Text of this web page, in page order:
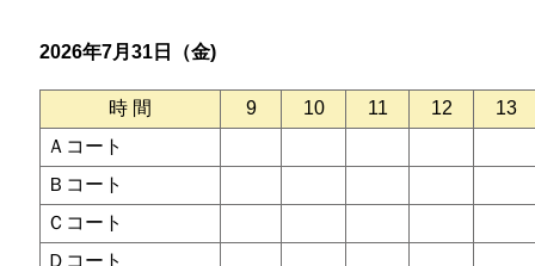
2026年7月31日（金)
時 間 9 10 11 12
13
Ａコート
Ｂコート
Ｃコート
Ｄコート